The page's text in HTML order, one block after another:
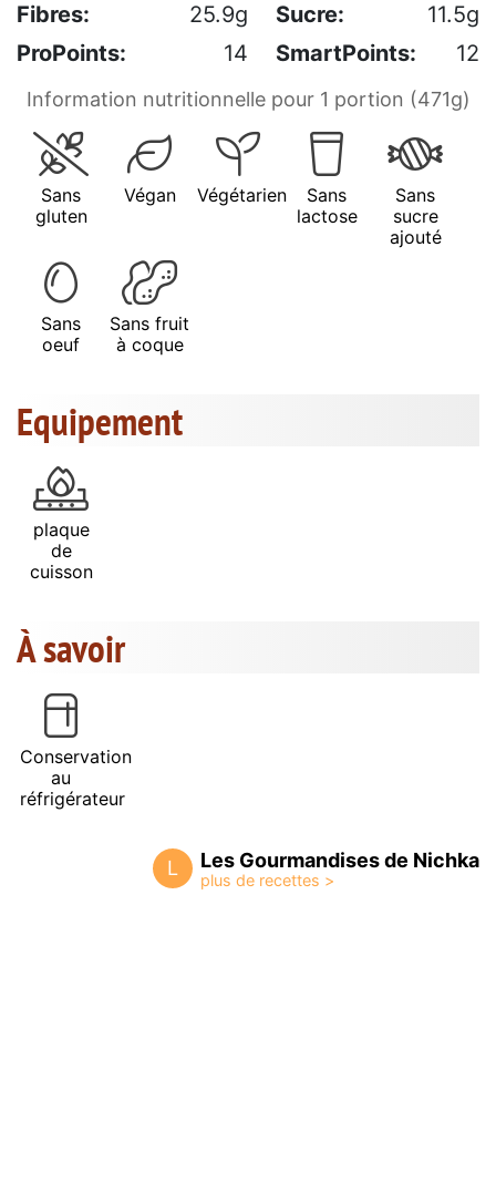
Fibres:
25.9g Sucre:
11.5g
ProPoints:
14 SmartPoints: 12
Information nutritionnelle pour 1 portion (471g)
Sans
gluten
Végan Végétarien
Sans
lactose
Sans
sucre
ajouté
Sans
oeuf
Sans fruit
à coque
Equipement
plaque
de
cuisson
À savoir
Conservation
au
réfrigérateur
L Les Gourmandises de Nichka